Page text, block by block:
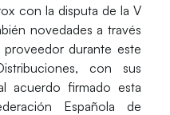
con la disputa de la V
novedades a través
proveedor durante este
, con sus
acuerdo firmado esta
Española de